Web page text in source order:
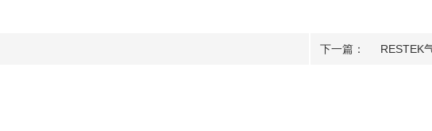
下一篇： RESTEK